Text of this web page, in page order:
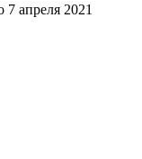
7 апреля 2021